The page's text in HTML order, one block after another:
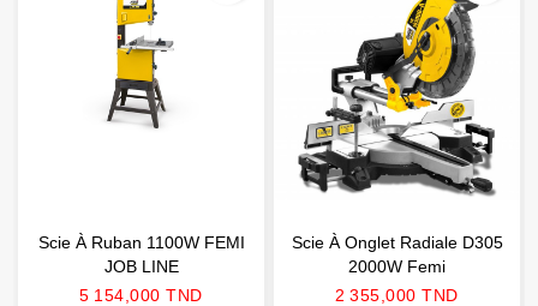
Scie À Ruban 1100W FEMI
JOB LINE
Prix
5 154,000 TND
Scie À Onglet Radiale D305
2000W Femi
Prix
2 355,000 TND